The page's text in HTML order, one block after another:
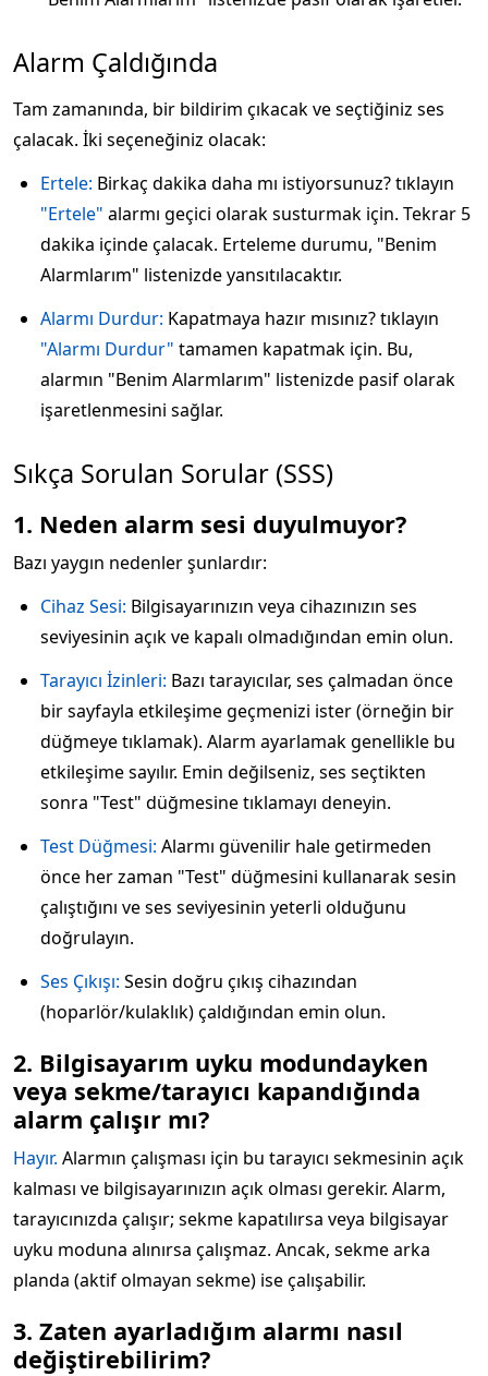
Alarm Çaldığında
Tam zamanında, bir bildirim çıkacak ve seçtiğiniz ses
çalacak. İki seçeneğiniz olacak:
Ertele: Birkaç dakika daha mı istiyorsunuz? tıklayın
"Ertele" alarmı geçici olarak susturmak için. Tekrar 5
dakika içinde çalacak. Erteleme durumu, "Benim
Alarmlarım" listenizde yansıtılacaktır.
Alarmı Durdur: Kapatmaya hazır mısınız? tıklayın
"Alarmı Durdur" tamamen kapatmak için. Bu,
alarmın "Benim Alarmlarım" listenizde pasif olarak
işaretlenmesini sağlar.
Sıkça Sorulan Sorular (SSS)
1. Neden alarm sesi duyulmuyor?
Bazı yaygın nedenler şunlardır:
Cihaz Sesi: Bilgisayarınızın veya cihazınızın ses
seviyesinin açık ve kapalı olmadığından emin olun.
Tarayıcı İzinleri: Bazı tarayıcılar, ses çalmadan önce
bir sayfayla etkileşime geçmenizi ister (örneğin bir
düğmeye tıklamak). Alarm ayarlamak genellikle bu
etkileşime sayılır. Emin değilseniz, ses seçtikten
sonra "Test" düğmesine tıklamayı deneyin.
Test Düğmesi: Alarmı güvenilir hale getirmeden
önce her zaman "Test" düğmesini kullanarak sesin
çalıştığını ve ses seviyesinin yeterli olduğunu
doğrulayın.
Ses Çıkışı: Sesin doğru çıkış cihazından
(hoparlör/kulaklık) çaldığından emin olun.
2. Bilgisayarım uyku modundayken
veya sekme/tarayıcı kapandığında
alarm çalışır mı?
Hayır. Alarmın çalışması için bu tarayıcı sekmesinin açık
kalması ve bilgisayarınızın açık olması gerekir. Alarm,
tarayıcınızda çalışır; sekme kapatılırsa veya bilgisayar
uyku moduna alınırsa çalışmaz. Ancak, sekme arka
planda (aktif olmayan sekme) ise çalışabilir.
3. Zaten ayarladığım alarmı nasıl
değiştirebilirim?